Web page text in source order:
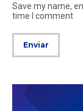
Save my name,
time I comment